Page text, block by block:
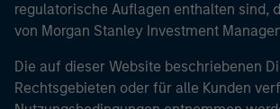
regulatorische Auflagen enthalten sind,
von Morgan Stanley Investment
Die auf dieser Website beschriebenen
Rechtsgebieten oder für alle Kunden